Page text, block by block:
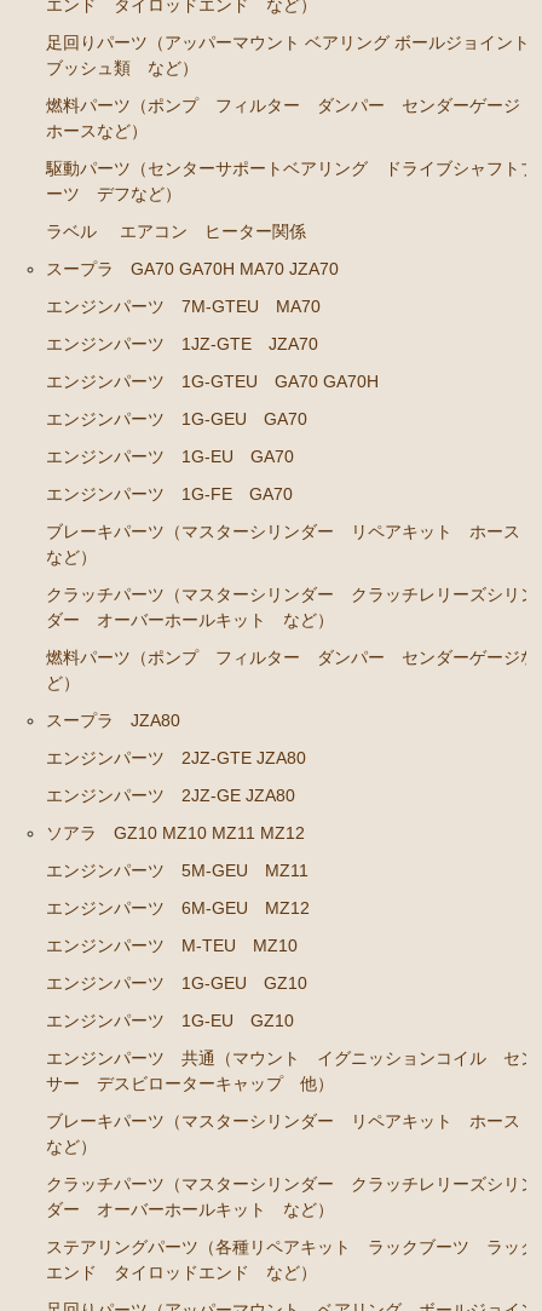
ルジョイント ブッシュ類 など）
燃料パーツ（ポンプ フィルター ダンパー センダ
ーゲージ ホースなど）
駆動パーツ（センターサポートベアリング ドライブ
シャフトブーツ デフなど）
ウエザーストリップ ワイヤー類
ラベル
エアコン ヒーター関係
ソアラ GZ20 MZ20 MZ21
エンジンパーツ 7M-GTEU MZ20 MZ21
エンジンパーツ 1G-EU GZ20
エンジンパーツ 1G-FE GZ20
ブレーキパーツ（マスターシリンダー リペアキッ
ト ホース など）
クラッチパーツ（マスターシリンダー クラッチレリ
ーズシリンダー オーバーホールキット など）
ーゲージなど）
ブレーキパーツ（マスターシリンダー リペアキッ
コロナマークⅡ チェイサー MX3# MX4#
エンジンパーツ M-EU
マークⅡ クレスタ チェイサーGX50 51 GX60 61 MX51 6
1 63 RX63
エンジンパーツ 1G-EU
エンジンパーツ M-TEU
エンジンパーツ 5M-EU
エンジンパーツ 18R-GEU
エンジンパーツ（マウント 他）
エンド タイロッドエンド など）
足回りパーツ（アッパーマウント ベアリング ボールジョイント
ブッシュ類 など）
燃料パーツ（ポンプ フィルター ダンパー センダーゲージ
ホースなど）
駆動パーツ（センターサポートベアリング ドライブシャフトブ
ーツ デフなど）
ラベル
エアコン ヒーター関係
スープラ GA70 GA70H MA70 JZA70
エンジンパーツ 7M-GTEU MA70
エンジンパーツ 1JZ-GTE JZA70
エンジンパーツ 1G-GTEU GA70 GA70H
エンジンパーツ 1G-GEU GA70
エンジンパーツ 1G-EU GA70
エンジンパーツ 1G-FE GA70
ブレーキパーツ（マスターシリンダー リペアキット ホース
など）
クラッチパーツ（マスターシリンダー クラッチレリーズシリン
ダー オーバーホールキット など）
燃料パーツ（ポンプ フィルター ダンパー センダーゲージな
ど）
スープラ JZA80
エンジンパーツ 2JZ-GTE JZA80
エンジンパーツ 2JZ-GE JZA80
ソアラ GZ10 MZ10 MZ11 MZ12
エンジンパーツ 5M-GEU MZ11
エンジンパーツ 6M-GEU MZ12
エンジンパーツ M-TEU MZ10
エンジンパーツ 1G-GEU GZ10
エンジンパーツ 1G-EU GZ10
エンジンパーツ 共通（マウント イグニッションコイル セン
サー デスビローターキャップ 他）
ブレーキパーツ（マスターシリンダー リペアキット ホース
など）
クラッチパーツ（マスターシリンダー クラッチレリーズシリン
ダー オーバーホールキット など）
ステアリングパーツ（各種リペアキット ラックブーツ ラック
エンド タイロッドエンド など）